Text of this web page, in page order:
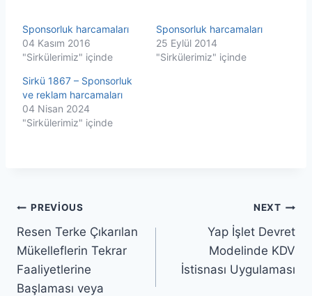
Sponsorluk harcamaları
04 Kasım 2016
"Sirkülerimiz" içinde
Sponsorluk harcamaları
25 Eylül 2014
"Sirkülerimiz" içinde
Sirkü 1867 – Sponsorluk
ve reklam harcamaları
04 Nisan 2024
"Sirkülerimiz" içinde
Yazı
gezinmesi
PREVIOUS
Resen Terke Çıkarılan
Mükelleflerin Tekrar
Faaliyetlerine
Başlaması veya
NEXT
Yap İşlet Devret
Modelinde KDV
İstisnası Uygulaması